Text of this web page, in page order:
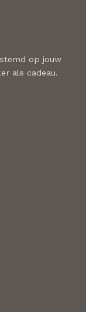
op jouw
als cadeau.